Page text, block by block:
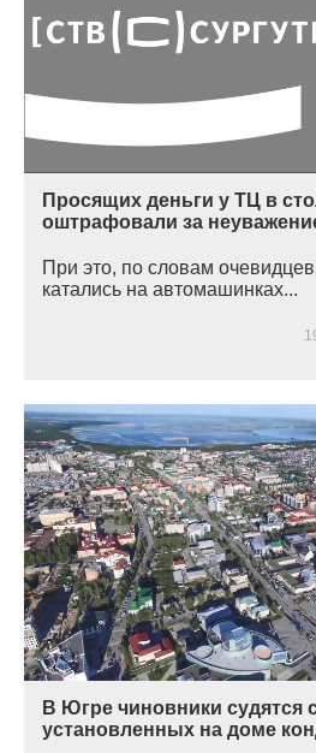
Просящих деньги у ТЦ в
оштрафовали за
При это, по словам
катались на автомашинках...
В Югре чиновники судятся
установленных на доме